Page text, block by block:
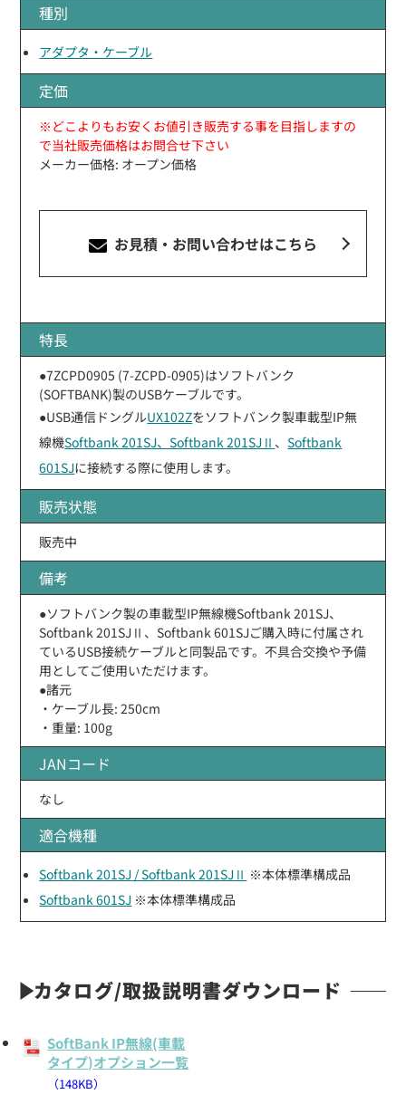
種別
アダプタ・ケーブル
定価
※どこよりもお安くお値引き販売する事を目指しますの
で当社販売価格はお問合せ下さい
メーカー価格: オープン価格
お見積・お問い合わせはこちら
特長
●7ZCPD0905 (7-ZCPD-0905)はソフトバンク
(SOFTBANK)製のUSBケーブルです。
●USB通信ドングルUX102Zをソフトバンク製車載型IP無
線機Softbank 201SJ、Softbank 201SJⅡ 、Softbank
601SJに接続する際に使用します。
販売状態
販売中
備考
●ソフトバンク製の車載型IP無線機Softbank 201SJ、
Softbank 201SJⅡ、Softbank 601SJご購入時に付属され
ているUSB接続ケーブルと同製品です。不具合交換や予備
用としてご使用いただけます。
●諸元
・ケーブル長: 250cm
・重量: 100g
JANコード
なし
適合機種
Softbank 201SJ / Softbank 201SJⅡ ※本体標準構成品
Softbank 601SJ ※本体標準構成品
カタログ/取扱説明書ダウンロード
SoftBank IP無線(車載
タイプ)オプション一覧
（148KB）